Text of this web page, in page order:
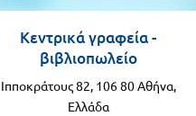
Κεντρικά γραφεία -
βιβλιοπωλείο
Ιπποκράτους 82, 106 80 Αθήνα,
Ελλάδα